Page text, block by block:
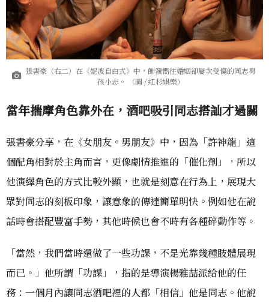
張書豪（右二）在《妮波自由式》中，飾演嚮往婚姻卻屢次受傷的同志男
孩小志。 （圖 / 紅杉娛樂）
當年揣摩角色靠外在，酒吧吸引同志搭訕才過關
張書豪分享，在《女朋友。男朋友》中，因為「許神龍」這
個配角相對於主角而言，更像劇情推進的「催化劑」，所以
他演繹角色的方式比較外顯，也就是刻意在行為上，展現大
眾對同志的刻板印象，讓意象的傳達簡單明快。例如他在說
話時會搭配豐富手勢，其他時候也會不時有各種碎動作等。
「當然，我們當時還做了一些功課，不是光靠幾種肢體展現
而已。」他所謂「功課」，指的是導演楊雅喆派給他的任
務：一個月內讓同志酒吧裡的人都「相信」他是同志。他說